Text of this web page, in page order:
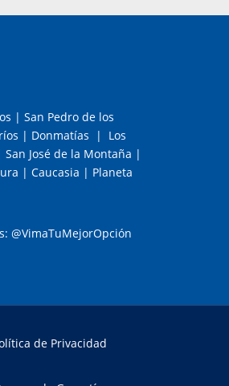
| San Pedro de los
| Donmatías | Los
José de la Montaña |
| Caucasia | Planeta
@VimaTuMejorOpción
de Privacidad